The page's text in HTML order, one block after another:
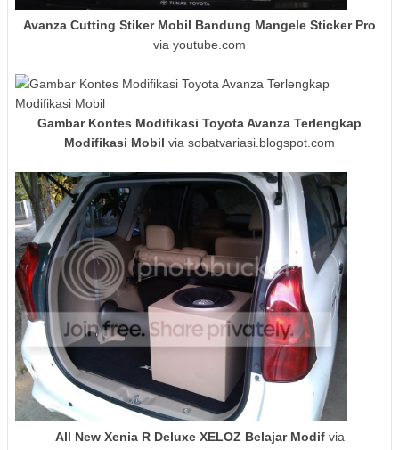
Avanza Cutting Stiker Mobil Bandung Mangele Sticker Pro
via youtube.com
Gambar Kontes Modifikasi Toyota Avanza Terlengkap
Modifikasi Mobil via sobatvariasi.blogspot.com
All New Xenia R Deluxe XELOZ Belajar Modifvia